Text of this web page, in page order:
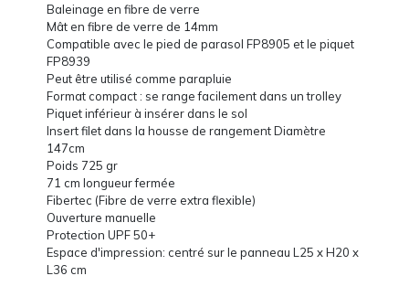
Baleinage en fibre de verre
Mât en fibre de verre de 14mm
Compatible avec le pied de parasol FP8905 et le piquet
FP8939
Peut être utilisé comme parapluie
Format compact : se range facilement dans un trolley
Piquet inférieur à insérer dans le sol
Insert filet dans la housse de rangement Diamètre
147cm
Poids 725 gr
71 cm longueur fermée
Fibertec (Fibre de verre extra flexible)
Ouverture manuelle
Protection UPF 50+
Espace d'impression: centré sur le panneau L25 x H20 x
L36 cm